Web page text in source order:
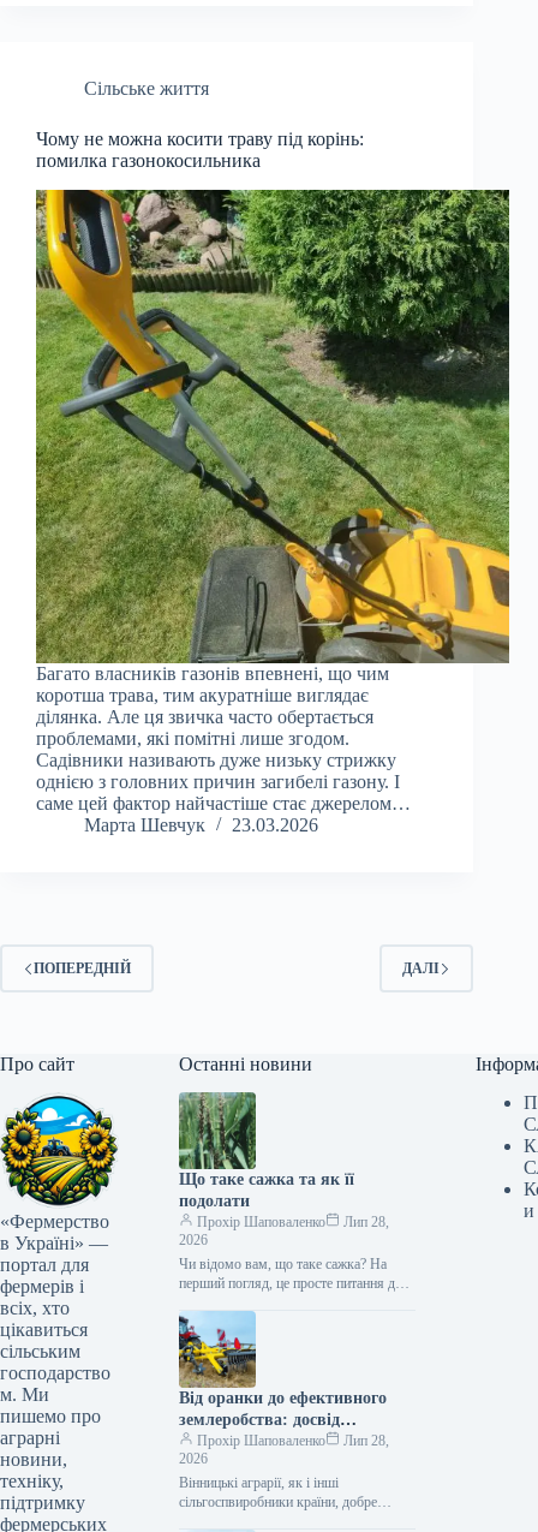
Сільське життя
Чому не можна косити траву під корінь:
помилка газонокосильника
Багато власників газонів впевнені, що чим
коротша трава, тим акуратніше виглядає
ділянка. Але ця звичка часто обертається
проблемами, які помітні лише згодом.
Садівники називають дуже низьку стрижку
однією з головних причин загибелі газону. І
саме цей фактор найчастіше стає джерелом…
Марта Шевчук
23.03.2026
ПОПЕРЕДНІЙ ДАЛІ
Про сайт
«Фермерство
в Україні» —
портал для
фермерів і
всіх, хто
цікавиться
сільським
господарство
м. Ми
пишемо про
аграрні
новини,
техніку,
підтримку
фермерських
Останні новини
Що таке сажка та як її
подолати
Прохір Шаповаленко
Лип 28,
2026
Чи відомо вам, що таке сажка? На
перший погляд, це просте питання для
господарства. Але чому…
Від оранки до ефективного
землеробства: досвід
господарств із BEDNAR
FENIX FN
Прохір Шаповаленко
Лип 28,
2026
Вінницькі аграрії, як і інші
сільгоспвиробники країни, добре
и